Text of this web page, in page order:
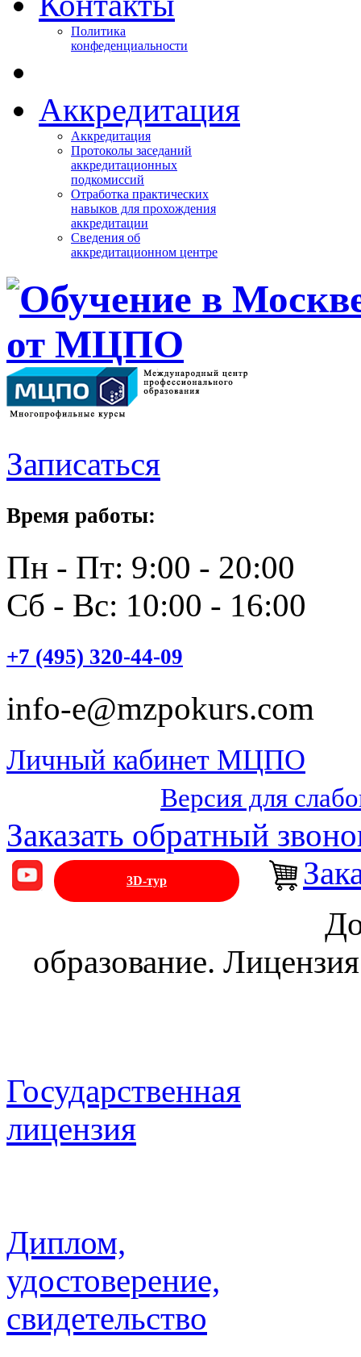
Политика
конфеденциальности
Аккредитация
Аккредитация
Протоколы заседаний
аккредитационных
подкомиссий
Отработка практических
навыков для прохождения
аккредитации
Сведения об
аккредитационном центре
Записаться
Время работы:
Пн - Пт: 9:00 - 20:00
Сб - Вс: 10:00 - 16:00
+7 (495) 320-44-09
info-e@mzpokurs.com
Личный кабинет МЦПО
Версия для
Заказать обратный
3D-тур
образование.
Государственная
лицензия
Диплом,
удостоверение,
свидетельство